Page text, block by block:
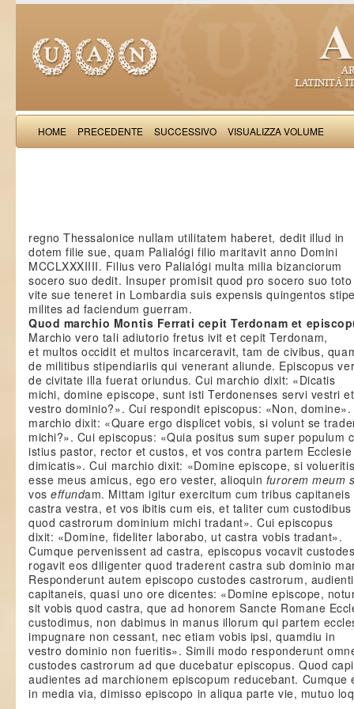
HOME PRECEDENTE SUCCESSIVO VISUALIZZA VOLUME
regno Thessalonice nullam utilitatem haberet, dedit illud in
dotem filie sue, quam Palialógi filio maritavit anno Domini
MCCLXXXIIII. Filius vero Palialógi multa milia bizanciorum
socero suo dedit. Insuper promisit quod pro socero suo
vite sue teneret in Lombardia suis expensis quingentos
milites ad faciendum guerram.
Quod marchio Montis Ferrati cepit Terdonam et
Marchio vero tali adiutorio fretus ivit et cepit Terdonam,
et multos occidit et multos incarceravit, tam de civibus,
de militibus stipendiariis qui venerant aliunde. Episcopus
de civitate illa fuerat oriundus. Cui marchio dixit: «Dicatis
michi, domine episcope, sunt isti Terdonenses servi vestri
vestro dominio?». Cui respondit episcopus: «Non, domine».
marchio dixit: «Quare ergo displicet vobis, si volunt se
michi?». Cui episcopus: «Quia positus sum super populum
istius pastor, rector et custos, et vos contra partem Ecclesie
dimicatis». Cui marchio dixit: «Domine episcope, si
esse meus amicus, ego ero vester, alioquin furorem meum
voseffundam. Mittam igitur exercitum cum tribus capitaneis
castra vestra, et vos ibitis cum eis, et taliter cum
quod castrorum dominium michi tradant». Cui episcopus
dixit: «Domine, fideliter laborabo, ut castra vobis tradant».
Cumque pervenissent ad castra, episcopus vocavit
rogavit eos diligenter quod traderent castra sub dominio
Responderunt autem episcopo custodes castrorum,
capitaneis, quasi uno ore dicentes: «Domine episcope,
sit vobis quod castra, que ad honorem Sancte Romane
custodimus, non dabimus in manus illorum qui partem
impugnare non cessant, nec etiam vobis ipsi, quamdiu in
vestro dominio non fueritis». Simili modo responderunt
custodes castrorum ad que ducebatur episcopus. Quod
audientes ad marchionem episcopum reducebant. Cumque
in media via, dimisso episcopo in aliqua parte vie, mutuo